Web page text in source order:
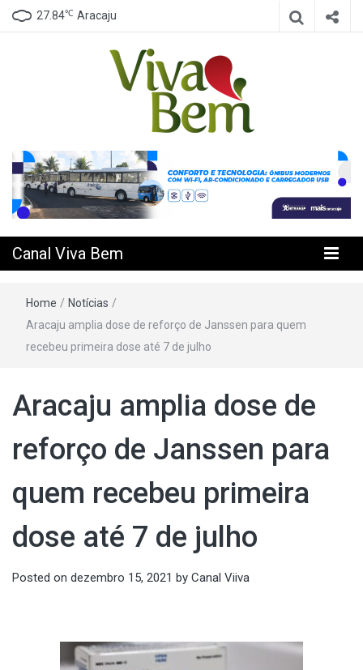
27.84℃ Aracaju
Canal Viva
Bem
Canal Viva Bem
Home / Notícias /
Aracaju amplia dose de reforço de Janssen para quem
recebeu primeira dose até 7 de julho
Aracaju amplia dose de
reforço de Janssen para
quem recebeu primeira
dose até 7 de julho
Posted on dezembro 15, 2021 by Canal Viiva